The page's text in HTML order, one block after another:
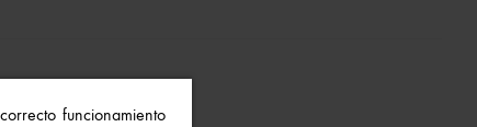
funcionamiento